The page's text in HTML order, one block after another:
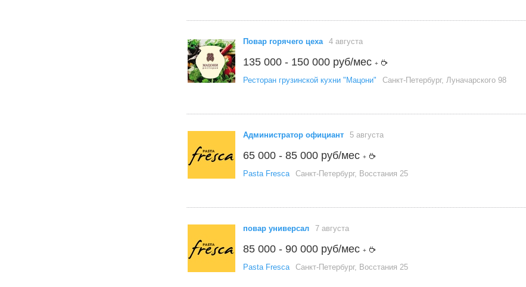
Повар горячего цеха 4 августа
135 000 - 150 000 руб/мес +
Ресторан грузинской кухни "Мацони" Санкт-Петербург, Луначарского 98
Администратор официант 5 августа
65 000 - 85 000 руб/мес +
Pasta Fresca Санкт-Петербург, Восстания 25
повар универсал 7 августа
85 000 - 90 000 руб/мес +
Pasta Fresca Санкт-Петербург, Восстания 25